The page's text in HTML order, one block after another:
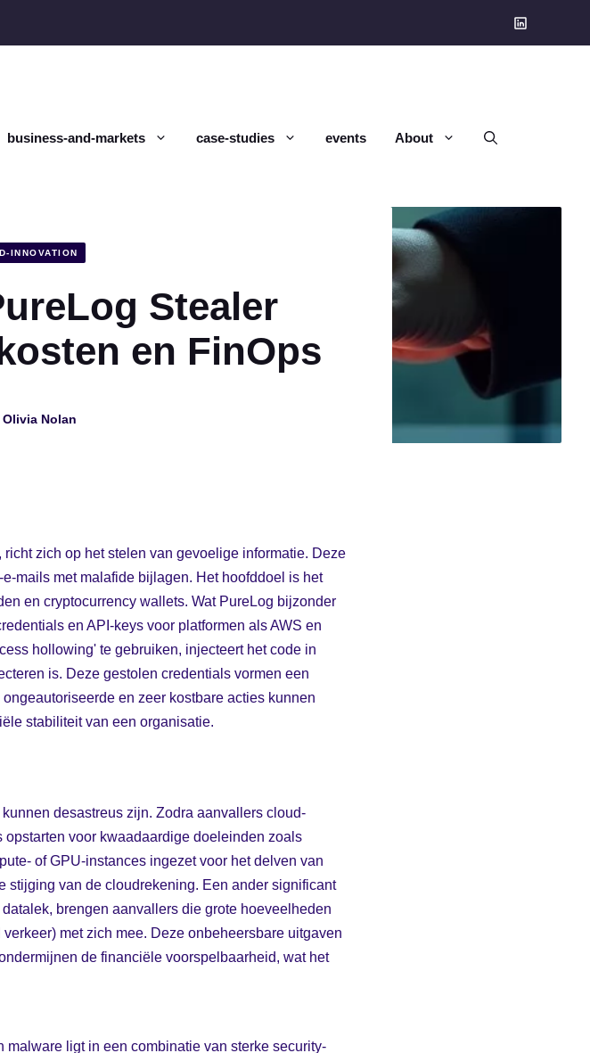
business-and-markets case-studies events About
INNOVATION
Stealer
en FinOps
Olivia Nolan
zich op het stelen van gevoelige informatie. Deze
mails met malafide bijlagen. Het hoofddoel is het
en cryptocurrency wallets. Wat PureLog bijzonder
en API-keys voor platformen als AWS en
hollowing' te gebruiken, injecteert het code in
is. Deze gestolen credentials vormen een
en zeer kostbare acties kunnen
stabiliteit van een organisatie.
desastreus zijn. Zodra aanvallers cloud-
voor kwaadaardige doeleinden zoals
of GPU-instances ingezet voor het delven van
stijging van de cloudrekening. Een ander significant
brengen aanvallers die grote hoeveelheden
met zich mee. Deze onbeheersbare uitgaven
de financiële voorspelbaarheid, wat het
ligt in een combinatie van sterke security-